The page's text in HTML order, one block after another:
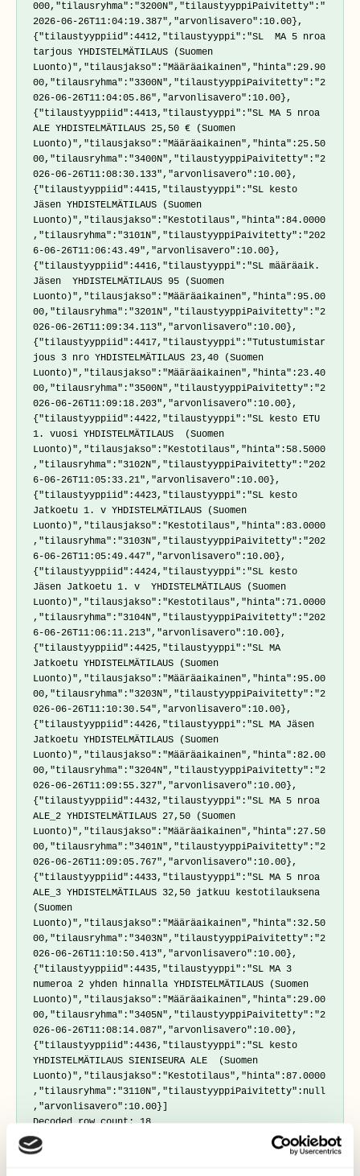
000,"tilausryhma":"3200N","tilaustyyppiPaivitetty":"
2026-06-26T11:04:19.387","arvonlisavero":10.00},
{"tilaustyyppiid":4412,"tilaustyyppi":"SL  MA 5 nroa
tarjous YHDISTELMÄTILAUS (Suomen
Luonto)","tilausjakso":"Määräaikainen","hinta":29.90
00,"tilausryhma":"3300N","tilaustyyppiPaivitetty":"2
026-06-26T11:04:05.86","arvonlisavero":10.00},
{"tilaustyyppiid":4413,"tilaustyyppi":"SL MA 5 nroa
ALE YHDISTELMÄTILAUS 25,50 € (Suomen
Luonto)","tilausjakso":"Määräaikainen","hinta":25.50
00,"tilausryhma":"3400N","tilaustyyppiPaivitetty":"2
026-06-26T11:08:30.133","arvonlisavero":10.00},
{"tilaustyyppiid":4415,"tilaustyyppi":"SL kesto
Jäsen YHDISTELMÄTILAUS (Suomen
Luonto)","tilausjakso":"Kestotilaus","hinta":84.0000
,"tilausryhma":"3101N","tilaustyyppiPaivitetty":"202
6-06-26T11:06:43.49","arvonlisavero":10.00},
{"tilaustyyppiid":4416,"tilaustyyppi":"SL määräaik.
Jäsen  YHDISTELMÄTILAUS 95 (Suomen
Luonto)","tilausjakso":"Määräaikainen","hinta":95.00
00,"tilausryhma":"3201N","tilaustyyppiPaivitetty":"2
026-06-26T11:09:34.113","arvonlisavero":10.00},
{"tilaustyyppiid":4417,"tilaustyyppi":"Tutustumistar
jous 3 nro YHDISTELMÄTILAUS 23,40 (Suomen
Luonto)","tilausjakso":"Määräaikainen","hinta":23.40
00,"tilausryhma":"3500N","tilaustyyppiPaivitetty":"2
026-06-26T11:09:18.203","arvonlisavero":10.00},
{"tilaustyyppiid":4422,"tilaustyyppi":"SL kesto ETU
1. vuosi YHDISTELMÄTILAUS  (Suomen
Luonto)","tilausjakso":"Kestotilaus","hinta":58.5000
,"tilausryhma":"3102N","tilaustyyppiPaivitetty":"202
6-06-26T11:05:33.21","arvonlisavero":10.00},
{"tilaustyyppiid":4423,"tilaustyyppi":"SL kesto
Jatkoetu 1. v YHDISTELMÄTILAUS (Suomen
Luonto)","tilausjakso":"Kestotilaus","hinta":83.0000
,"tilausryhma":"3103N","tilaustyyppiPaivitetty":"202
6-06-26T11:05:49.447","arvonlisavero":10.00},
{"tilaustyyppiid":4424,"tilaustyyppi":"SL kesto
Jäsen Jatkoetu 1. v  YHDISTELMÄTILAUS (Suomen
Luonto)","tilausjakso":"Kestotilaus","hinta":71.0000
,"tilausryhma":"3104N","tilaustyyppiPaivitetty":"202
6-06-26T11:06:11.213","arvonlisavero":10.00},
{"tilaustyyppiid":4425,"tilaustyyppi":"SL MA
Jatkoetu YHDISTELMÄTILAUS (Suomen
Luonto)","tilausjakso":"Määräaikainen","hinta":95.00
00,"tilausryhma":"3203N","tilaustyyppiPaivitetty":"2
026-06-26T11:10:30.54","arvonlisavero":10.00},
{"tilaustyyppiid":4426,"tilaustyyppi":"SL MA Jäsen
Jatkoetu YHDISTELMÄTILAUS (Suomen
Luonto)","tilausjakso":"Määräaikainen","hinta":82.00
00,"tilausryhma":"3204N","tilaustyyppiPaivitetty":"2
026-06-26T11:09:55.327","arvonlisavero":10.00},
{"tilaustyyppiid":4432,"tilaustyyppi":"SL MA 5 nroa
ALE_2 YHDISTELMÄTILAUS 27,50 (Suomen
Luonto)","tilausjakso":"Määräaikainen","hinta":27.50
00,"tilausryhma":"3401N","tilaustyyppiPaivitetty":"2
026-06-26T11:09:05.767","arvonlisavero":10.00},
{"tilaustyyppiid":4433,"tilaustyyppi":"SL MA 5 nroa
ALE_3 YHDISTELMÄTILAUS 32,50 jatkuu kestotilauksena
(Suomen
Luonto)","tilausjakso":"Määräaikainen","hinta":32.50
00,"tilausryhma":"3403N","tilaustyyppiPaivitetty":"2
026-06-26T11:10:50.413","arvonlisavero":10.00},
{"tilaustyyppiid":4435,"tilaustyyppi":"SL MA 3
numeroa 2 yhden hinnalla YHDISTELMÄTILAUS (Suomen
Luonto)","tilausjakso":"Määräaikainen","hinta":29.00
00,"tilausryhma":"3405N","tilaustyyppiPaivitetty":"2
026-06-26T11:08:14.087","arvonlisavero":10.00},
{"tilaustyyppiid":4436,"tilaustyyppi":"SL kesto
YHDISTELMÄTILAUS SIENISEURA ALE  (Suomen
Luonto)","tilausjakso":"Kestotilaus","hinta":87.0000
,"tilausryhma":"3110N","tilaustyyppiPaivitetty":null
,"arvonlisavero":10.00}]